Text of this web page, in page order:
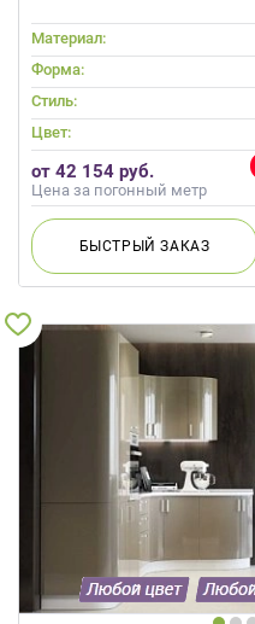
Материал:
Форма:
Стиль:
Цвет:
от 42 154 руб.
Цена за погонный метр
БЫСТРЫЙЗАКАЗ